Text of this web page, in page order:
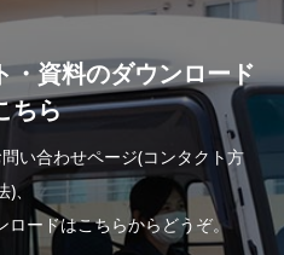
・資料のダウンロード
ちら
い合わせページ(コンタクト方
)、
ロードはこちらからどうぞ。